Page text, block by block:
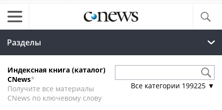
Разделы
Индексная книга (каталог)
CNews*
Получите все материалы
CNews по ключевому слову
Все категории 199225 ▼